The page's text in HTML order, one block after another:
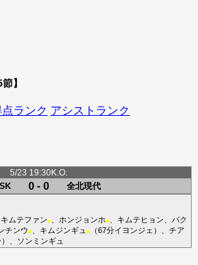
】
ランク アシストランク
5/23 19:30K.O.
0 - 0 全北現代
キムテファン■、 ホンジョンホ■、 キムテヒョン
パク
チンウ■、 キムジンギュ ■（67分イヨンジェ ）、 チア
）、 ソンミンギュ